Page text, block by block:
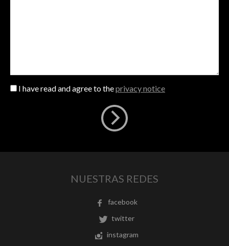
I have read and agree to theprivacy notice
NUESTRAS REDES
facebook
twitter
instagram